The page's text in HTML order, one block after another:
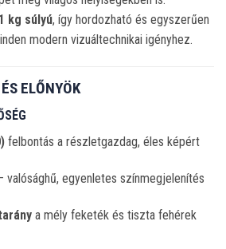
kg súlyú, így hordozható és egyszerűen
modern vizuáltechnikai igényhez.
ELŐNYÖK
felbontás a részletgazdag, éles képért
valósághű, egyenletes színmegjelenítés
a mély feketék és tiszta fehérek